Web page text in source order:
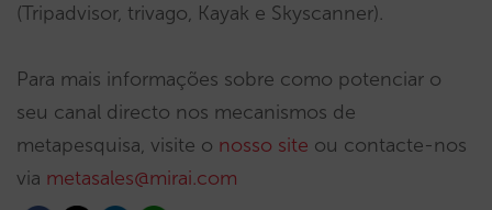
(Tripadvisor, trivago, Kayak e Skyscanner).
Para mais informações sobre como potenciar o
seu canal directo nos mecanismos de
metapesquisa, visite o nosso site ou contacte-nos
via metasales@mirai.com